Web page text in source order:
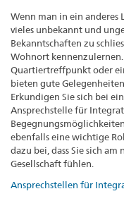
Wenn man in ein anderes
vieles unbekannt und
Bekanntschaften zu
Wohnort
Quartiertreffpunkt oder
bieten gute
Erkundigen Sie sich bei
Ansprechstelle für
ebenfalls eine wichtige
dazu bei, dass Sie sich
Gesellschaft fühlen.
Ansprechstellen für